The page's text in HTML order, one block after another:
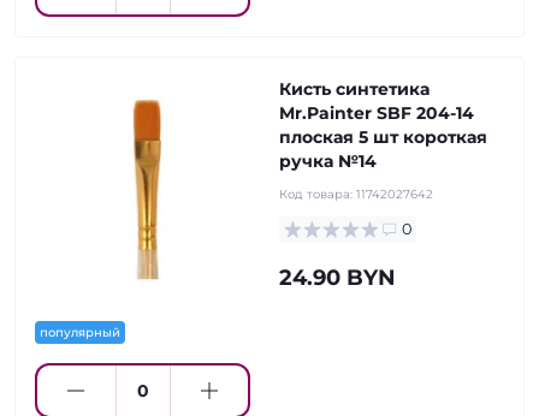
популярный
Кисть синтетика
Mr.Painter SBF 204-14
плоская 5 шт короткая
ручка №14
Код товара: 11742027642
0
24.90 BYN